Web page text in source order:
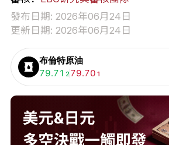
發布日期: 2026年06月24日
更新日期: 2026年06月24日
布倫特原油
買入:
79.71 2 賣出:
79.70 1